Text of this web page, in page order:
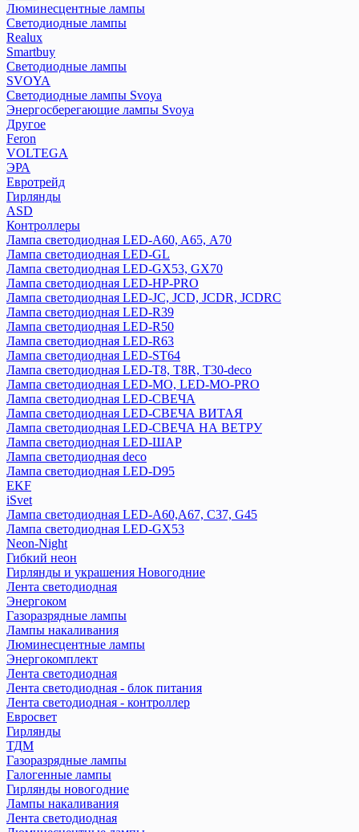
Люминесцентные лампы
Светодиодные лампы
Realux
Smartbuy
Светодиодные лампы
SVOYA
Светодиодные лампы Svoya
Энергосберегающие лампы Svoya
Другое
Feron
VOLTEGA
ЭРА
Евротрейд
Гирлянды
ASD
Контроллеры
Лампа светодиодная LED-A60, A65, А70
Лампа светодиодная LED-GL
Лампа светодиодная LED-GX53, GX70
Лампа светодиодная LED-HP-PRO
Лампа светодиодная LED-JC, JCD, JCDR, JCDRC
Лампа светодиодная LED-R39
Лампа светодиодная LED-R50
Лампа светодиодная LED-R63
Лампа светодиодная LED-ST64
Лампа светодиодная LED-T8, T8R, T30-deco
Лампа светодиодная LED-МО, LED-MO-PRO
Лампа светодиодная LED-СВЕЧА
Лампа светодиодная LED-СВЕЧА ВИТАЯ
Лампа светодиодная LED-СВЕЧА НА ВЕТРУ
Лампа светодиодная LED-ШАР
Лампа светодиодная deco
Лампа светодиодная LED-D95
EKF
iSvet
Лампа светодиодная LED-A60,A67, C37, G45
Лампа светодиодная LED-GX53
Neon-Night
Гибкий неон
Гирлянды и украшения Новогодние
Лента светодиодная
Энергоком
Газоразрядные лампы
Лампы накаливания
Люминесцентные лампы
Энергокомплект
Лента светодиодная
Лента светодиодная - блок питания
Лента светодиодная - контроллер
Евросвет
Гирлянды
ТДМ
Газоразрядные лампы
Галогенные лампы
Гирлянды новогодние
Лампы накаливания
Лента светодиодная